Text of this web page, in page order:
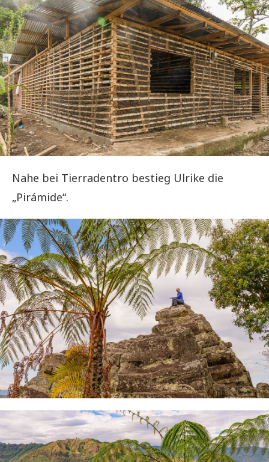
Nahe bei Tierradentro bestieg Ulrike die
„Pirámide“.